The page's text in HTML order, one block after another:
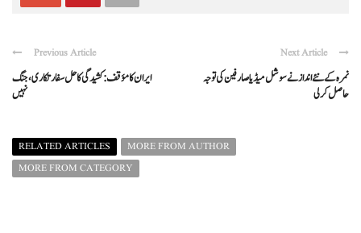
Previous Article
ایران کا مؤقف: کشیدگی کا حل سفارتکاری، جنگ
نہیں
Next Article
نمرہ کے نئے انداز نے سوشل میڈیا صارفین کی توجہ
حاصل کرلی
RELATED ARTICLES
MORE FROM AUTHOR
MORE FROM CATEGORY